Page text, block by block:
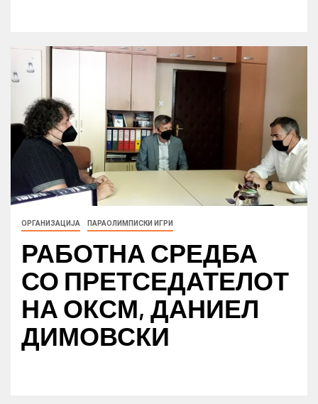
ОРГАНИЗАЦИЈА ПАРАОЛИМПИСКИ ИГРИ
РАБОТНА СРЕДБА
СО ПРЕТСЕДАТЕЛОТ
НА ОКСМ, ДАНИЕЛ
ДИМОВСКИ